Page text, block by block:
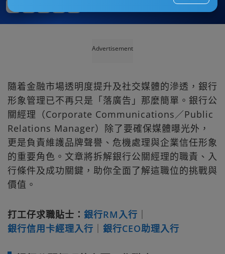
Advertisement
隨着金融市場透明度提升及社交媒體的滲透，銀行
形象管理已不再只是「落廣告」那麼簡單。銀行公
關經理（Corporate Communications／Public
Relations Manager）除了要確保媒體曝光外，
更是負責維護品牌聲譽、危機處理與企業信任形象
的重要角色。文章將拆解銀行公關經理的職責、入
行條件及成功關鍵，助你全面了解這職位的挑戰與
價值。
打工仔求職貼士： 銀行RM入行
銀行信用卡經理入行
銀行CEO助理入行